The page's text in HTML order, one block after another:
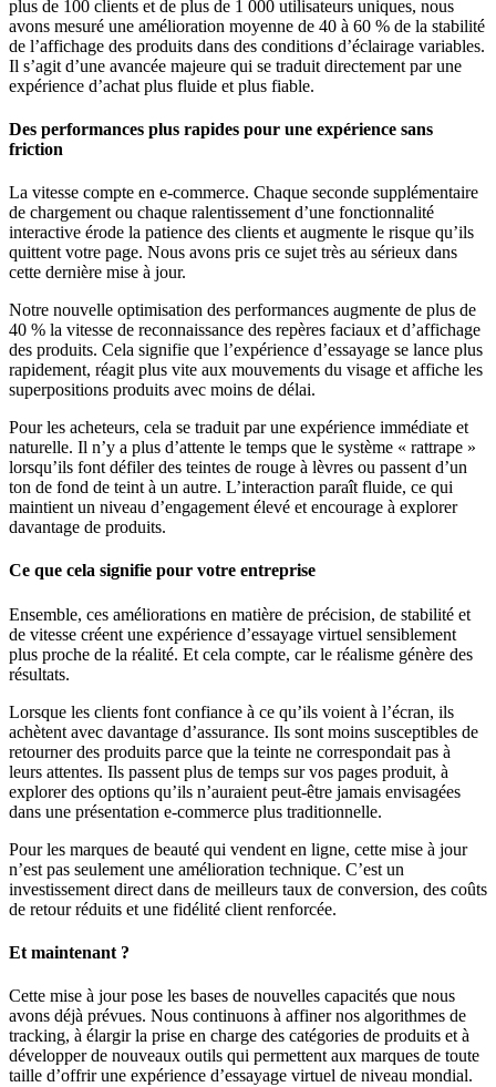
plus de 100 clients et de plus de 1 000 utilisateurs uniques, nous
avons mesuré une amélioration moyenne de 40 à 60 % de la stabilité
de l’affichage des produits dans des conditions d’éclairage variables.
Il s’agit d’une avancée majeure qui se traduit directement par une
expérience d’achat plus fluide et plus fiable.
Des performances plus rapides pour une expérience sans
friction
La vitesse compte en e-commerce. Chaque seconde supplémentaire
de chargement ou chaque ralentissement d’une fonctionnalité
interactive érode la patience des clients et augmente le risque qu’ils
quittent votre page. Nous avons pris ce sujet très au sérieux dans
cette dernière mise à jour.
Notre nouvelle optimisation des performances augmente de plus de
40 % la vitesse de reconnaissance des repères faciaux et d’affichage
des produits. Cela signifie que l’expérience d’essayage se lance plus
rapidement, réagit plus vite aux mouvements du visage et affiche les
superpositions produits avec moins de délai.
Pour les acheteurs, cela se traduit par une expérience immédiate et
naturelle. Il n’y a plus d’attente le temps que le système « rattrape »
lorsqu’ils font défiler des teintes de rouge à lèvres ou passent d’un
ton de fond de teint à un autre. L’interaction paraît fluide, ce qui
maintient un niveau d’engagement élevé et encourage à explorer
davantage de produits.
Ce que cela signifie pour votre entreprise
Ensemble, ces améliorations en matière de précision, de stabilité et
de vitesse créent une expérience d’essayage virtuel sensiblement
plus proche de la réalité. Et cela compte, car le réalisme génère des
résultats.
Lorsque les clients font confiance à ce qu’ils voient à l’écran, ils
achètent avec davantage d’assurance. Ils sont moins susceptibles de
retourner des produits parce que la teinte ne correspondait pas à
leurs attentes. Ils passent plus de temps sur vos pages produit, à
explorer des options qu’ils n’auraient peut-être jamais envisagées
dans une présentation e-commerce plus traditionnelle.
Pour les marques de beauté qui vendent en ligne, cette mise à jour
n’est pas seulement une amélioration technique. C’est un
investissement direct dans de meilleurs taux de conversion, des coûts
de retour réduits et une fidélité client renforcée.
Et maintenant ?
Cette mise à jour pose les bases de nouvelles capacités que nous
avons déjà prévues. Nous continuons à affiner nos algorithmes de
tracking, à élargir la prise en charge des catégories de produits et à
développer de nouveaux outils qui permettent aux marques de toute
taille d’offrir une expérience d’essayage virtuel de niveau mondial.